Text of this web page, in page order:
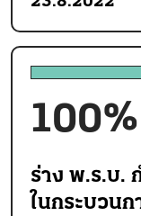
100
ร่าง พ.ร.บ.
ในกระบวน